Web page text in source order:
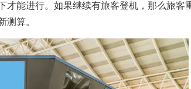
才能进行。如果继续有旅客登机，那么旅客
测算。